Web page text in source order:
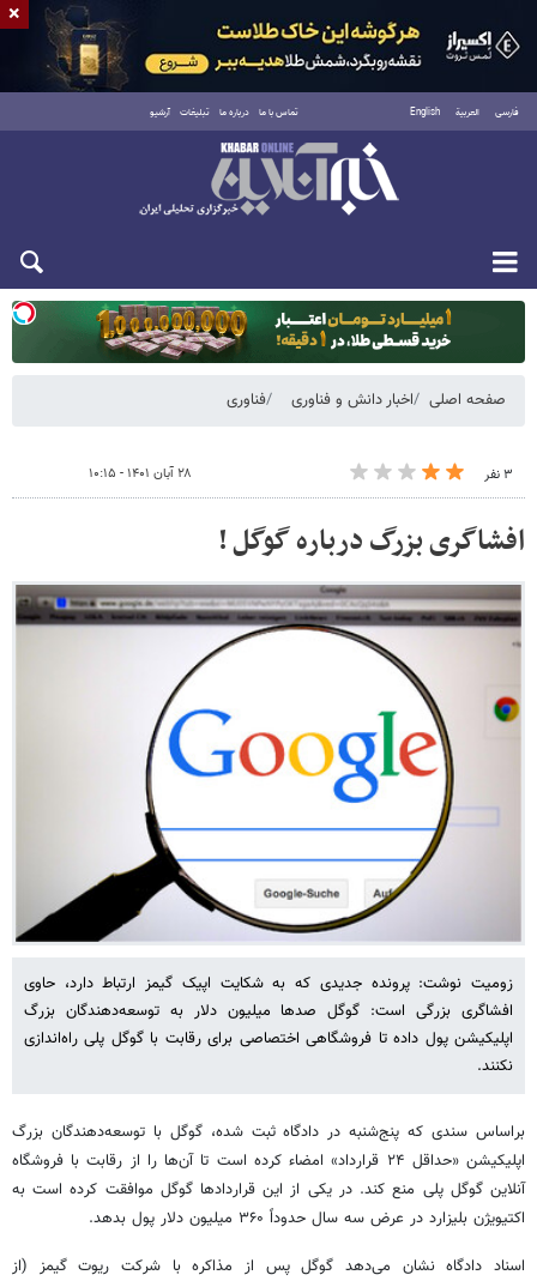
فارسی العربية English تماس با ما درباره ما تبلیغات آرشیو
یکشنبه ۱۸ مرداد ۱۴۰۵
صفحه اصلی اخبار دانش و فناوری فناوری
۳ نفر ۲۸ آبان ۱۴۰۱ - ۱۰:۱۵
افشاگری بزرگ درباره گوگل !
زومیت نوشت: پرونده‌ جدیدی که به شکایت اپیک گیمز ارتباط دارد، حاوی
افشاگری بزرگی است: گوگل صدها میلیون دلار به توسعه‌دهندگان بزرگ
اپلیکیشن پول داده تا فروشگاهی اختصاصی برای رقابت با گوگل پلی راه‌اندازی
نکنند.
براساس سندی که پنج‌شنبه در دادگاه ثبت شده، گوگل با توسعه‌دهندگان بزرگ
اپلیکیشن «حداقل ۲۴ قرارداد» امضاء کرده است تا آن‌ها را از رقابت با فروشگاه
آنلاین گوگل پلی منع کند. در یکی از این قراردادها گوگل موافقت کرده است به
اکتیویژن بلیزارد در عرض سه سال حدوداً ۳۶۰ میلیون دلار پول بدهد.
اسناد دادگاه نشان می‌دهد گوگل پس از مذاکره با شرکت ریوت گیمز (از
×